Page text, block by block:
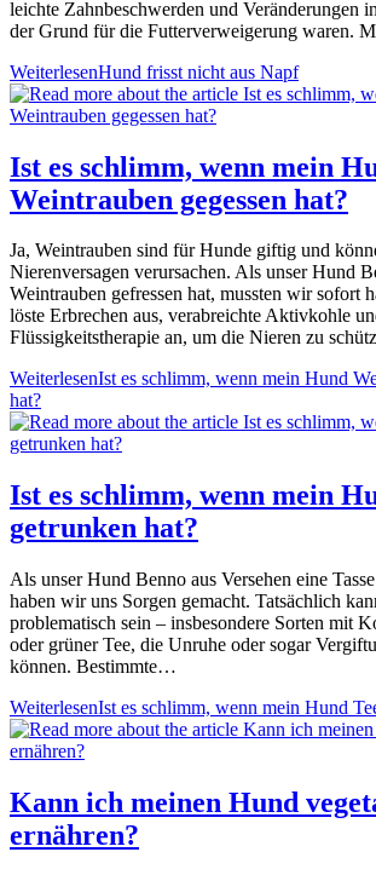
leichte Zahnbeschwerden und Veränderungen
der Grund für die Futterverweigerung waren.
WeiterlesenHund frisst nicht aus Napf
Ist es schlimm, wenn mein
Weintrauben gegessen hat?
Ja, Weintrauben sind für Hunde giftig und
Nierenversagen verursachen. Als unser Hund
Weintrauben gefressen hat, mussten wir sofort
löste Erbrechen aus, verabreichte Aktivkohle
Flüssigkeitstherapie an, um die Nieren zu
WeiterlesenIst es schlimm, wenn mein Hund
hat?
Ist es schlimm, wenn mein
getrunken hat?
Als unser Hund Benno aus Versehen eine
haben wir uns Sorgen gemacht. Tatsächlich
problematisch sein – insbesondere Sorten mit
oder grüner Tee, die Unruhe oder sogar
können. Bestimmte…
WeiterlesenIst es schlimm, wenn mein Hund
Kann ich meinen Hund
ernähren?